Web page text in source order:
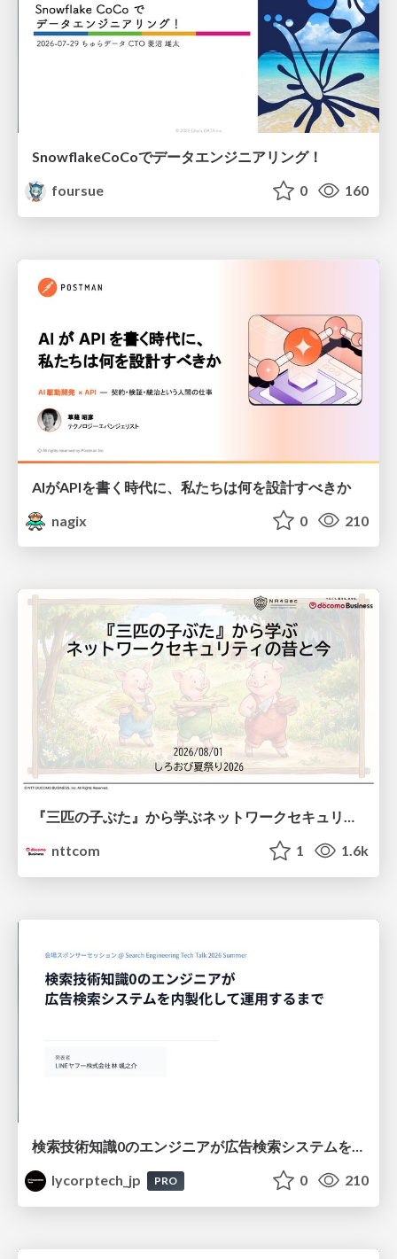
SnowflakeCoCoでデータエンジニアリング！
foursue
0 160
AIがAPIを書く時代に、私たちは何を設計すべきか
nagix
0 210
『三匹の子ぶた』から学ぶネットワークセキュリティの昔と今 / Network Security: Then and Now Through the Lens of The Three Little Pigs
nttcom
1 1.6k
検索技術知識0のエンジニアが広告検索システムを内製化して運用するまで
lycorptech_jp
PRO 0 210